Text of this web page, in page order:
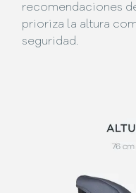
recomendaciones
prioriza la altura
seguridad.